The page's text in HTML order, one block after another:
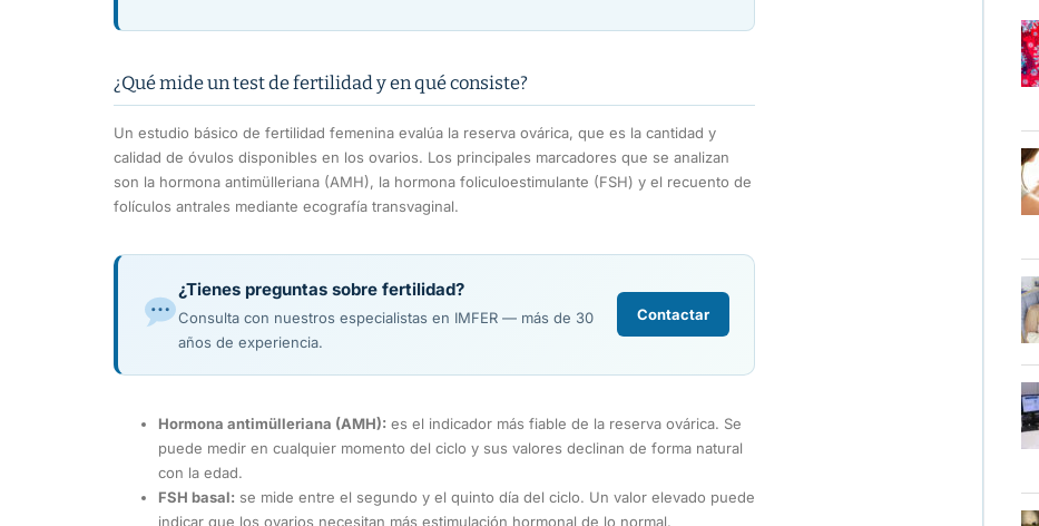
¿Qué mide un test de fertilidad y en qué consiste?
Un estudio básico de fertilidad femenina evalúa la reserva ovárica, que es la cantidad y
calidad de óvulos disponibles en los ovarios. Los principales marcadores que se analizan
son la hormona antimülleriana (AMH), la hormona foliculoestimulante (FSH) y el recuento de
folículos antrales mediante ecografía transvaginal.
¿Tienes preguntas sobre fertilidad?
Consulta con nuestros especialistas en IMFER — más de 30
años de experiencia.
Contactar
Hormona antimülleriana (AMH): es el indicador más fiable de la reserva ovárica. Se
puede medir en cualquier momento del ciclo y sus valores declinan de forma natural
con la edad.
FSH basal: se mide entre el segundo y el quinto día del ciclo. Un valor elevado puede
indicar que los ovarios necesitan más estimulación hormonal de lo normal.